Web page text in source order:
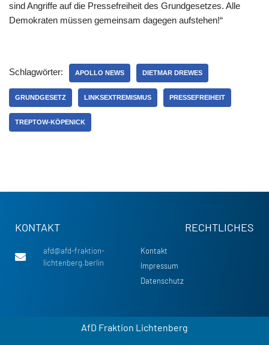
sind Angriffe auf die Pressefreiheit des Grundgesetzes. Alle
Demokraten müssen gemeinsam dagegen aufstehen!“
Schlagwörter: APOLLO NEWS DIETMAR DREWES
GRUNDGESETZ LINKSEXTREMISMUS PRESSEFREIHEIT
TREPTOW-KÖPENICK
KONTAKT
afd@afd-fraktion-
lichtenberg.berlin
RECHTLICHES
Kontakt
Impressum
Datenschutz
AfD Fraktion Lichtenberg